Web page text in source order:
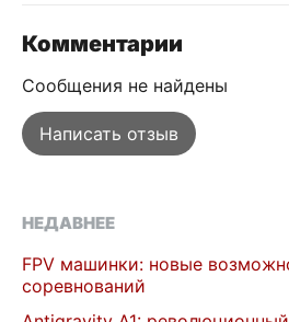
Комментарии
Сообщения не найдены
Написать отзыв
НЕДАВНЕЕ
FPV машинки: новые
соревнований